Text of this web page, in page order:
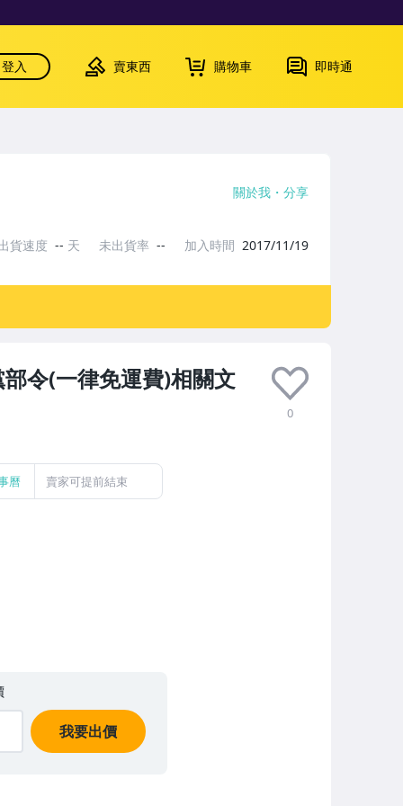
登入 賣東西 購物車 即時通
令(一律免運費)相關文
0
曆 賣家可提前結束
我要出價
關於我 分享
貨速度 -- 天 未出貨率 -- 加入時間 2017/11/19